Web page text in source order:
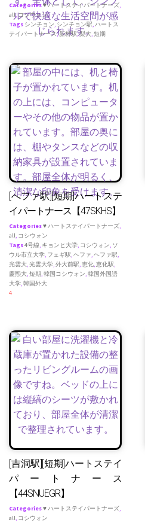
Categories♥ ハートステイパートナーズ,
all,コシウォン
Tags シンチョン, シンチョン駅,ハートス
テイパートナース,新村駅,梨大,短期
[へファ駅][短期]ハートステ
イパートナース【47SKHS】
Categories♥ ハートステイパートナーズ,
all, コシウォン
Tags4号線, キョンヒ大学, コシウォン, ソ
ウル市立大学, フェギ駅,ヘファ,ヘファ駅,
光雲大,光雲大学,外大前駅,恵化,恵化駅,
慶熙大,短期,韓国コシウォン,韓国外国語
大学,韓国外大
4
[吉洞駅][短期]ハートステイ
パートナース
【44SNUEGR】
Categories♥ ハートステイパートナーズ,
all, コシウォン